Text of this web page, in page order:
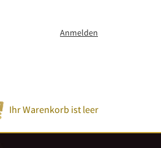
Anmelden
Ihr Warenkorb ist leer